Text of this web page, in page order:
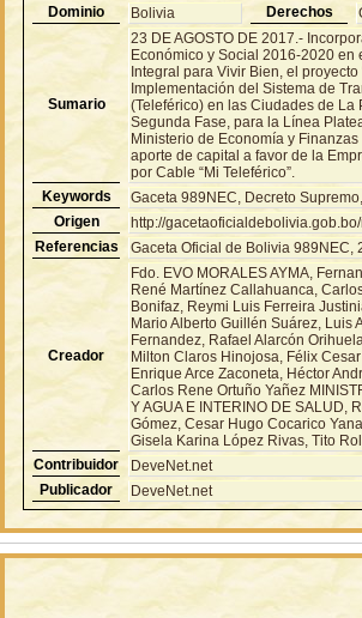
Dominio
Bolivia Derechos
Sumario
23 DE AGOSTO DE 2017.-
Económico y Social 2016-2020 en
Integral para Vivir Bien, el proyecto
Implementación del Sistema de
(Teleférico) en las Ciudades de La
Segunda Fase, para la Línea
Ministerio de Economía y
aporte de capital a favor de la
por Cable “Mi Teleférico”.
Keywords
Gaceta 989NEC, Decreto
Origen
http://
Referencias
Gaceta Oficial de Bolivia 989NEC,
Creador
Fdo. EVO MORALES AYMA,
René Martínez Callahuanca,
Bonifaz, Reymi Luis Ferreira
Mario Alberto Guillén Suárez, Luis
Fernandez, Rafael Alarcón
Milton Claros Hinojosa, Félix
Enrique Arce Zaconeta, Héctor
Carlos Rene Ortuño Yañez
Y AGUA E INTERINO DE SALUD,
Gómez, Cesar Hugo Cocarico
Gisela Karina López Rivas, Tito
Contribuidor
DeveNet.net
Publicador
DeveNet.net